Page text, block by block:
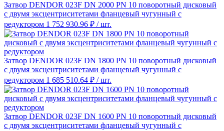
Затвор DENDOR 023F DN 2000 PN 10 поворотный дисковый
c двумя эксцентриситетами фланцевый чугунный с
редуктором 1 752 930.96 ₽ / шт.
Затвор DENDOR 023F DN 1800 PN 10 поворотный дисковый
c двумя эксцентриситетами фланцевый чугунный с
редуктором 1 685 510.64 ₽ / шт.
Затвор DENDOR 023F DN 1600 PN 10 поворотный дисковый
c двумя эксцентриситетами фланцевый чугунный с